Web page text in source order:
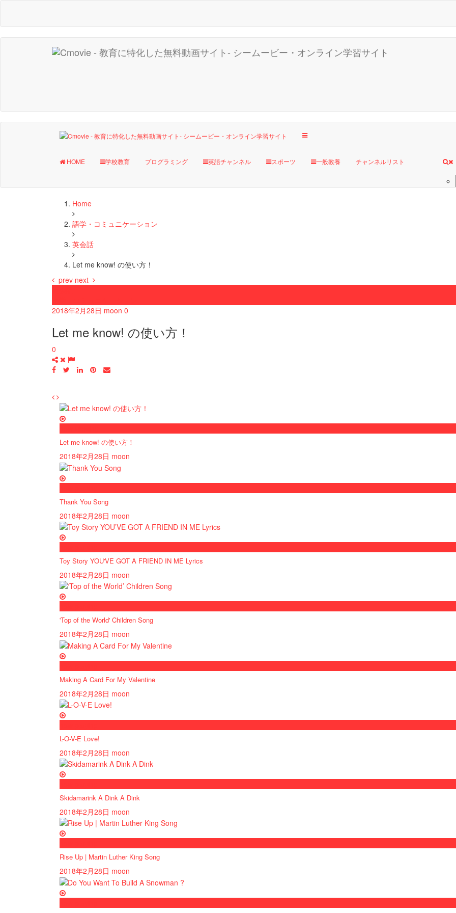
HOME 学校教育 プログラミング 英語チャンネル スポーツ 一般教養 チャンネルリスト
Home
語学・コミュニケーション
英会話
Let me know! の使い方！
prev next
2018年2月28日 moon 0
Let me know! の使い方！
0
Let me know! の使い方！
2018年2月28日 moon
Thank You Song
2018年2月28日 moon
Toy Story YOU'VE GOT A FRIEND IN ME Lyrics
2018年2月28日 moon
'Top of the World' Children Song
2018年2月28日 moon
Making A Card For My Valentine
2018年2月28日 moon
L-O-V-E Love!
2018年2月28日 moon
Skidamarink A Dink A Dink
2018年2月28日 moon
Rise Up | Martin Luther King Song
2018年2月28日 moon